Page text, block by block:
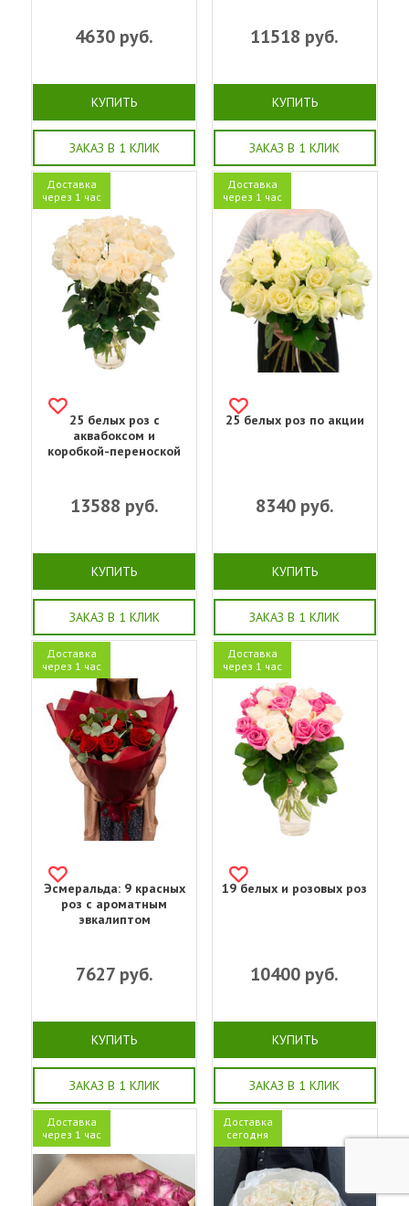
4630 руб.
КУПИТЬ
ЗАКАЗ В 1 КЛИК
11518 руб.
КУПИТЬ
ЗАКАЗ В 1 КЛИК
Доставка
через 1 час
25 белых роз с
аквабоксом и
коробкой-переноской
13588 руб.
КУПИТЬ
ЗАКАЗ В 1 КЛИК
Доставка
через 1 час
25 белых роз по акции
8340руб.
КУПИТЬ
ЗАКАЗ В 1 КЛИК
Доставка
через 1 час
Эсмеральда: 9 красных
роз с ароматным
эвкалиптом
7627руб.
КУПИТЬ
ЗАКАЗ В 1 КЛИК
Доставка
через 1 час
19 белых и розовых роз
10400 руб.
КУПИТЬ
ЗАКАЗ В 1 КЛИК
Доставка
через 1 час
Доставка
сегодня